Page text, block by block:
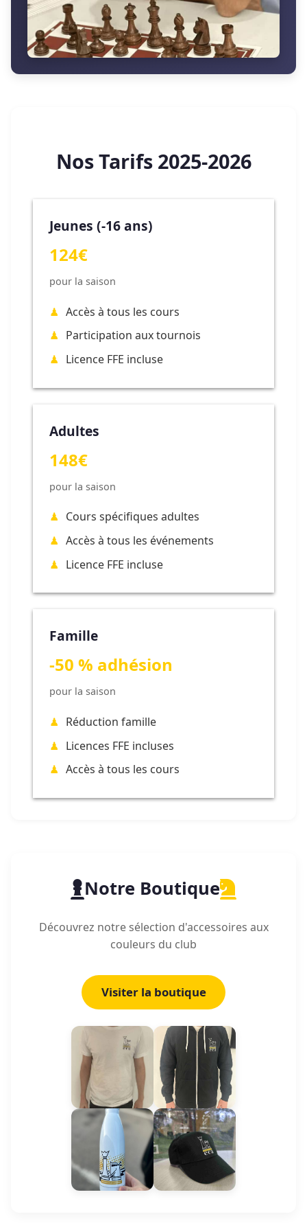
Nos Tarifs 2025-2026
Jeunes (-16 ans)
124€
pour la saison
Accès à tous les cours
Participation aux tournois
Licence FFE incluse
Adultes
148€
pour la saison
Cours spécifiques adultes
Accès à tous les événements
Licence FFE incluse
Famille
-50 % adhésion
pour la saison
Réduction famille
Licences FFE incluses
Accès à tous les cours
Notre Boutique
Découvrez notre sélection d'accessoires aux
couleurs du club
Visiter la boutique